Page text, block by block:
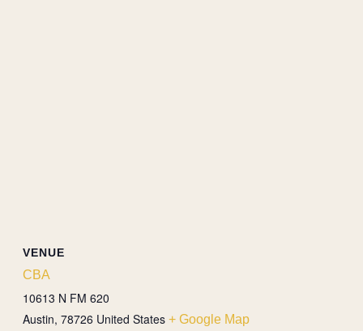
VENUE
CBA
10613 N FM 620
Austin, 78726 United States + Google Map